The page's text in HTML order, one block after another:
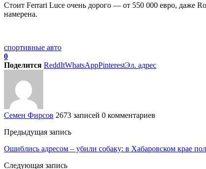
Стоит Ferrari Luce очень дорого — от 550 000 евро, даже
намерена.
спортивные авто
0
Поделится ReddItWhatsAppPinterestЭл. адрес
Семен Фирсов 2673 записей 0 комментариев
Предыдущая запись
Ошиблись адресом – убили собаку: в Хабаровском крае
Следующая запись